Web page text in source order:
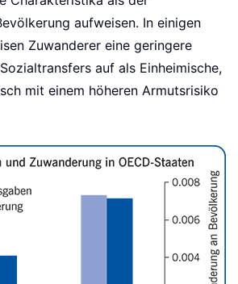
aufweisen. In einigen
Zuwanderer eine geringere
auf als Einheimische,
mit einem höheren Armutsrisiko